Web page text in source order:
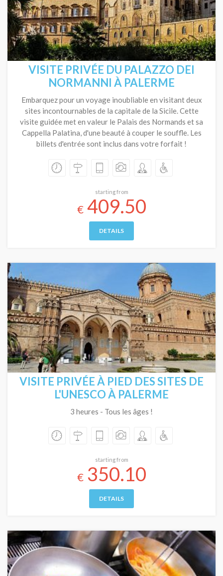
VISITE PRIVÉE DU PALAZZO DEI
NORMANNI À PALERME
Embarquez pour un voyage inoubliable en visitant deux
sites incontournables de la capitale de la Sicile. Cette
visite guidée met en valeur le Palais des Normands et sa
Cappella Palatina, d'une beauté à couper le souffle. Les
billets d'entrée sont inclus dans votre forfait !
starting from
€409.50
DETAILS
VISITE PRIVÉE À PIED DES SITES DE
L'UNESCO À PALERME
3 heures - Tous les âges !
starting from
€350.10
DETAILS